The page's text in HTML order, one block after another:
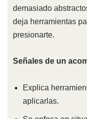
demasiado
deja herramientas
presionarte.
Señales de un
Explica
aplicarlas.